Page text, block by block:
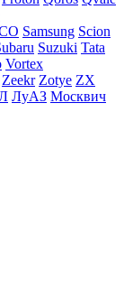
Samsung Scion
Suzuki Tata
Vortex
Zeekr Zotye ZX
ЛуАЗ Москвич